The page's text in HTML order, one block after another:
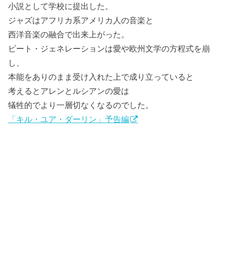
小説として学校に提出した。
ジャズはアフリカ系アメリカ人の音楽と
西洋音楽の融合で出来上がった。
ビート・ジェネレーションは愛や欧州文学の方程式を崩
し、
本能をありのまま受け入れた上で成り立っていると
考えるとアレンとルシアンの愛は
犠牲的でより一層切なくなるのでした。
「キル・ユア・ダーリン」予告編